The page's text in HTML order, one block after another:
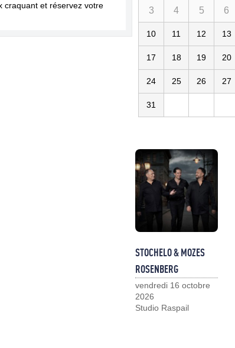
craquant et réservez votre
3 4 5 6
10 11 12 13
17 18 19 20
24 25 26 27
31
STOCHELO & MOZES
ROSENBERG
vendredi 16 octobre
2026
Studio Raspail